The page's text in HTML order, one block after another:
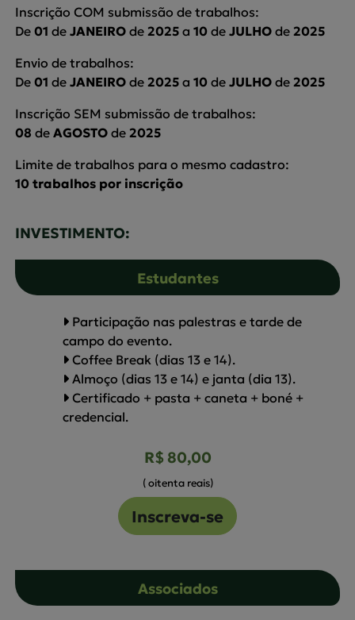
Inscrição COM submissão de trabalhos:
De01deJANEIROde2025a10deJULHOde2025
Envio de trabalhos:
De01deJANEIROde2025a10deJULHOde2025
Inscrição SEM submissão de trabalhos:
08deAGOSTOde2025
Limite de trabalhos para o mesmo cadastro:
10 trabalhos por inscrição
INVESTIMENTO:
Estudantes
Participação nas palestras e tarde de
campo do evento.
Coffee Break (dias 13 e 14).
Almoço (dias 13 e 14) e janta (dia 13).
Certificado + pasta + caneta + boné +
credencial.
R$ 80,00
( oitenta reais)
Inscreva-se
Associados